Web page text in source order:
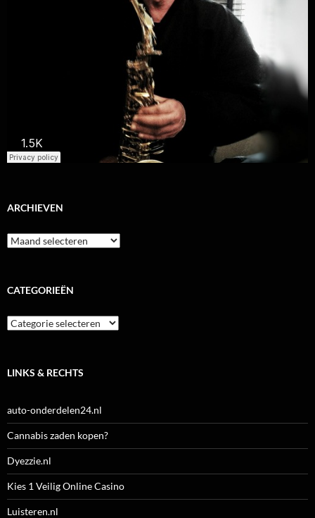
ARCHIEVEN
Archieven
CATEGORIEËN
Categorieën
LINKS & RECHTS
auto-onderdelen24.nl
Cannabis zaden kopen?
Dyezzie.nl
Kies 1 Veilig Online Casino
Luisteren.nl